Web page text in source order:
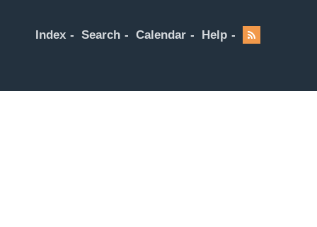
Index Search Calendar Help